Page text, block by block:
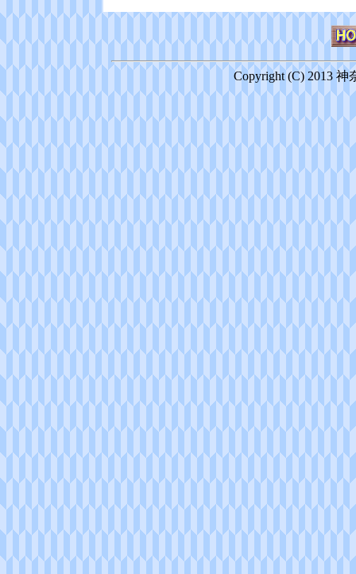
Copyright (C) 2013 神